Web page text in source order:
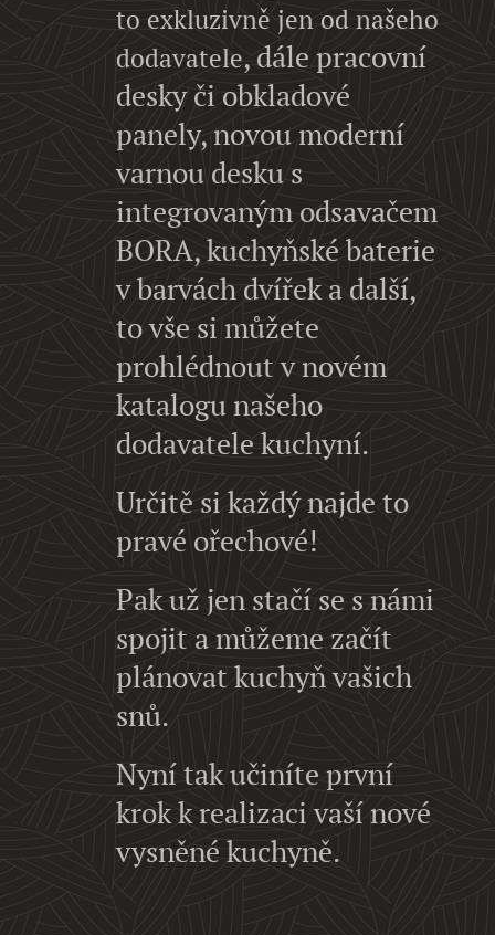
to exkluzivně jen od našeho
dodavatele, dále pracovní
desky či obkladové
panely, novou moderní
varnou desku s
integrovaným odsavačem
BORA, kuchyňské baterie
v barvách dvířek a další,
to vše si můžete
prohlédnout v novém
katalogu našeho
dodavatele kuchyní.
Určitě si každý najde to
pravé ořechové!
Pak už jen stačí se s námi
spojit a můžeme začít
plánovat kuchyň vašich
snů.
Nyní tak učiníte první
krok k realizaci vaší nové
vysněné kuchyně.